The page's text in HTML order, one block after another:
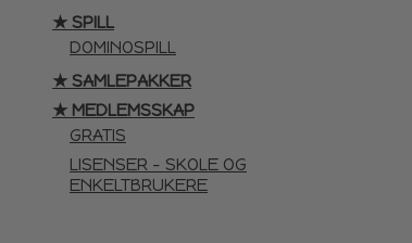
★ SPILL
DOMINOSPILL
★ SAMLEPAKKER
★ MEDLEMSSKAP
GRATIS
LISENSER – SKOLE OG
ENKELTBRUKERE